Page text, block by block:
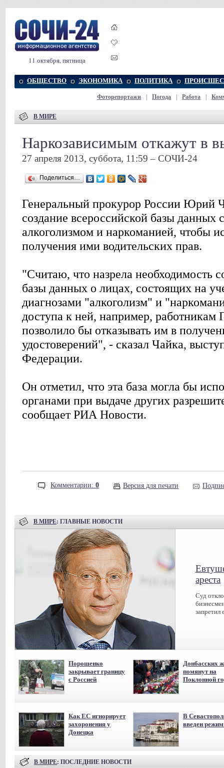
11 октября, пятница
ОБЩЕСТВО ЭКОНОМИКА ПОЛИТИКА
Фоторепортажи Погода Работа
В МИРЕ
Наркозависимым откажут в
27 апреля 2013, суббота, 11:59 – СОЧИ-24
Поделиться…
Генеральный прокурор России Юрий
создание всероссийской базы данных
алкоголизмом и наркоманией, чтобы
получения ими водительских прав.
"Считаю, что назрела необходимость
базы данных о лицах, состоящих на
диагнозами "алкоголизм" и
доступа к ней, например, работникам
позволило бы отказывать им в
удостоверений", - сказал Чайка,
Федерации.
Он отметил, что эта база могла бы
органами при выдаче других
сообщает РИА Новости.
Комментарии: 0 Версия для печати
В МИРЕ: ГЛАВНЫЕ НОВОСТИ
ареста
Суд
запретил
Порошенко
закрывает границу
с Россией
Донбасских
помянут на
Поклонной
Как ЕС игнорирует
захоронения у
Донецка
В
введен
В МИРЕ: ПОСЛЕДНИЕ НОВОСТИ